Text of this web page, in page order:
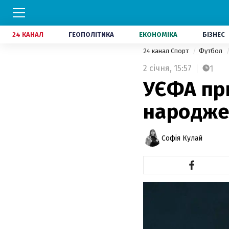
24 КАНАЛ ГЕОПОЛІТИКА ЕКОНОМІКА БІЗНЕС
24 канал Спорт Футбол
2 січня, 15:57 1
УЄФА
Софія Кулай